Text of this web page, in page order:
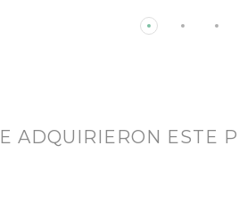
ADQUIRIERON ESTE